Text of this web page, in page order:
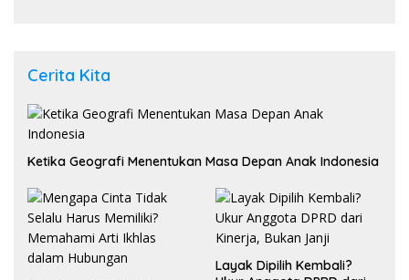
Cerita Kita
Ketika Geografi Menentukan Masa Depan Anak Indonesia
Layak Dipilih Kembali?